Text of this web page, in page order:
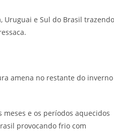
e Sul do Brasil trazendo
amena no restante do inverno
e os períodos aquecidos
provocando frio com